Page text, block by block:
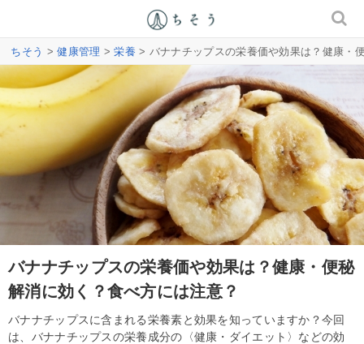
ちそう >健康管理 >栄養 > バナナチップスの栄養価や効果は？健康・
バナナチップスの栄養価や効果は？健康・便秘
解消に効く？食べ方には注意？
バナナチップスに含まれる栄養素と効果を知っていますか？今回
は、バナナチップスの栄養成分の〈健康・ダイエット〉などの効